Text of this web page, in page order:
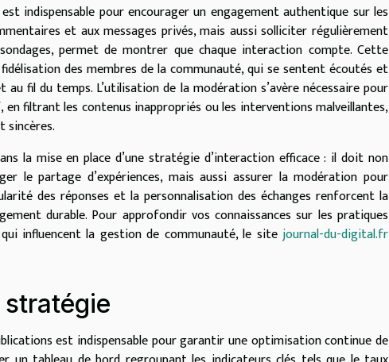
indispensable pour encourager un engagement authentique sur les
et aux messages privés, mais aussi solliciter régulièrement
permet de montrer que chaque interaction compte. Cette
des membres de la communauté, qui se sentent écoutés et
fil du temps. L’utilisation de la modération s’avère nécessaire pour
filtrant les contenus inappropriés ou les interventions malveillantes,
sincères.
la mise en place d’une stratégie d’interaction efficace : il doit non
le partage d’expériences, mais aussi assurer la modération pour
des réponses et la personnalisation des échanges renforcent la
durable. Pour approfondir vos connaissances sur les pratiques
influencent la gestion de communauté, le site journal-du-digital.fr
est indispensable pour garantir une optimisation continue de